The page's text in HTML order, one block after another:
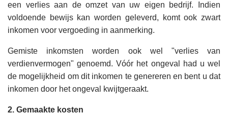
een verlies aan de omzet van uw eigen bedrijf. Indien
voldoende bewijs kan worden geleverd, komt ook zwart
inkomen voor vergoeding in aanmerking.
Gemiste inkomsten worden ook wel "verlies van
verdienvermogen" genoemd. Vóór het ongeval had u wel
de mogelijkheid om dit inkomen te genereren en bent u dat
inkomen door het ongeval kwijtgeraakt.
2. Gemaakte kosten